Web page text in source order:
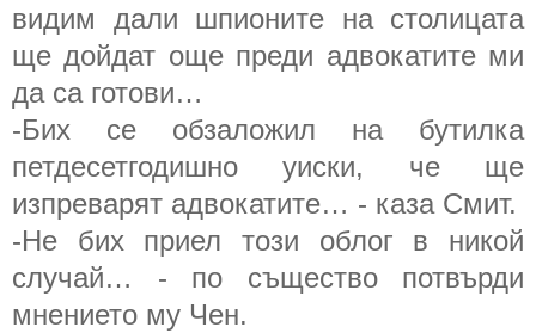
видим дали шпионите на столицата
ще дойдат още преди адвокатите ми
да са готови…
-Бих се обзаложил на бутилка
петдесетгодишно уиски, че ще
изпреварят адвокатите… - каза Смит.
-Не бих приел този облог в никой
случай… - по същество потвърди
мнението му Чен.